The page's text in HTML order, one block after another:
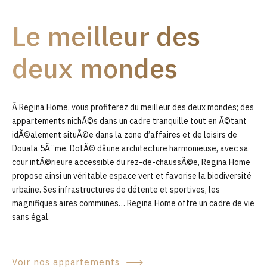
0
Le meilleur des
deux mondes
Ã Regina Home, vous profiterez du meilleur des deux mondes; des
appartements nichÃ©s dans un cadre tranquille tout en Ã©tant
idÃ©alement situÃ©e dans la zone d’affaires et de loisirs de
Douala 5Ã¨me. DotÃ© dâune architecture harmonieuse, avec sa
cour intÃ©rieure accessible du rez-de-chaussÃ©e, Regina Home
propose ainsi un véritable espace vert et favorise la biodiversité
urbaine. Ses infrastructures de détente et sportives, les
magnifiques aires communes… Regina Home offre un cadre de vie
sans égal.
Voir nos appartements